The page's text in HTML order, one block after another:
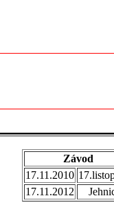
Závod
17.11.2010
17.11.2012